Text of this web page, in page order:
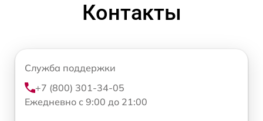
Контакты
Служба поддержки
+7 (800) 301-34-05
Ежедневно с 9:00 до 21:00